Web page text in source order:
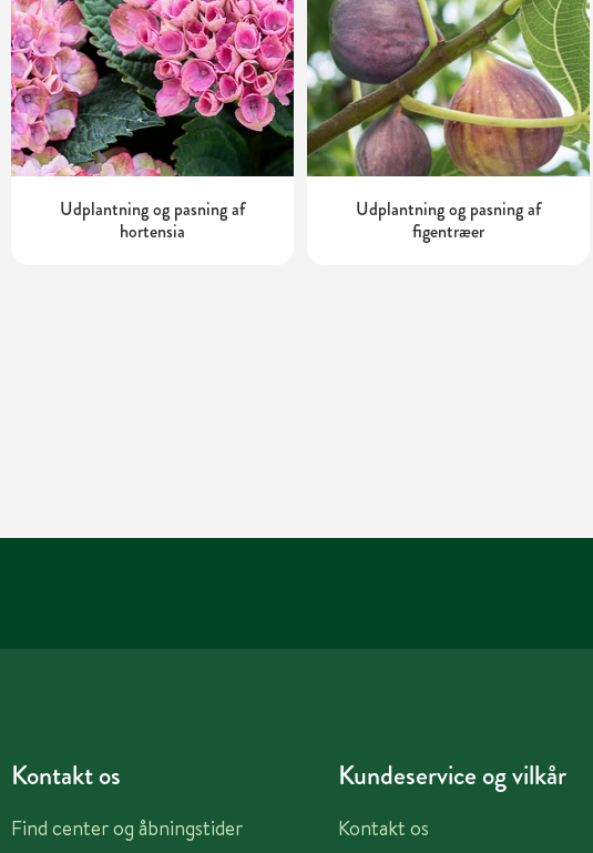
Udplantning og pasning af
hortensia
Udplantning og pasning af
figentræer
Kontakt os
Find center og åbningstider
Kundeservice og vilkår
Kontakt os